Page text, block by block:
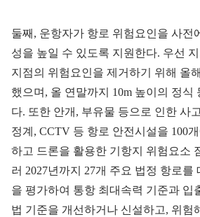
둘째, 운항자가 항로 위험요인을 사전
성을 높일 수 있도록 지원한다. 우선
지점의 위험요인을 제거하기 위해 올
했으며, 올 연말까지 10m 높이의 정식
다. 또한 안개, 부유물 등으로 인한 사
정계, CCTV 등 항로 안전시설을 100
하고 드론을 활용한 기항지 위험요소
러 2027년까지 27개 주요 법정 항로를
을 평가하여 통항 최대속력 기준과 입
법 기준을 개선하거나 신설하고, 위험